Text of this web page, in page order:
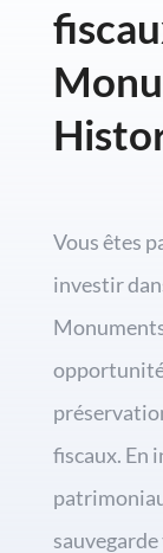
Vous êtes
investir
fiscaux. En